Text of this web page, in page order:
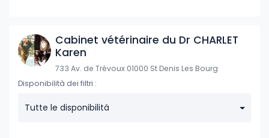
Cabinet vétérinaire du Dr CHARLET
Karen
733 Av. de Trévoux 01000 St Denis Les Bourg
Disponibilità dei filtri :
Tutte le disponibilità